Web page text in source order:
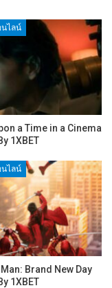
ไลน์
a Time in a Cinema
1XBET
ไลน์
Brand New Day
1XBET